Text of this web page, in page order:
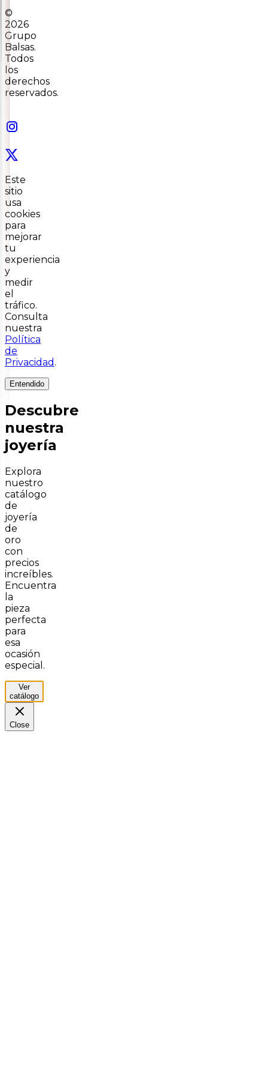
©
2026
Grupo
Balsas.
Todos
los
derechos
reservados.
Este
sitio
usa
cookies
para
mejorar
tu
experiencia
y
medir
el
tráfico.
Consulta
nuestra
Política
de
Privacidad .
Entendido
Descubre
nuestra
joyería
Explora
nuestro
catálogo
de
joyería
de
oro
con
precios
increíbles.
Encuentra
la
pieza
perfecta
para
esa
ocasión
especial.
Ver
catálogo
Close